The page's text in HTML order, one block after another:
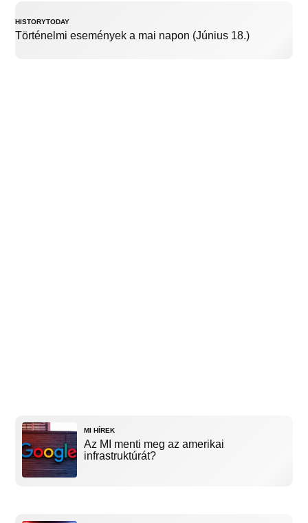
HISTORYTODAY
Történelmi események a mai napon (Június 18.)
MI HÍREK
Az MI menti meg az amerikai
infrastruktúrát?